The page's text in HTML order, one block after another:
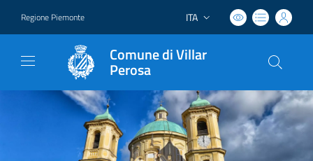
Regione Piemonte Lingua attiva:
ITA
Comune di Villar
Perosa